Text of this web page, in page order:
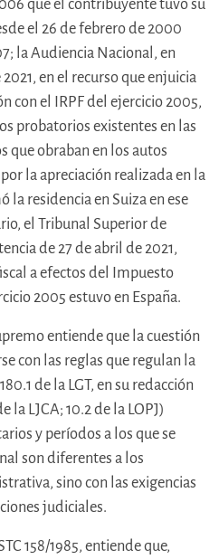
que el contribuyente tuvo su
el 26 de febrero de 2000
la Audiencia Nacional, en
en el recurso que enjuicia
con el IRPF del ejercicio 2005,
probatorios existentes en las
que obraban en los autos
la apreciación realizada en la
residencia en Suiza en ese
el Tribunal Superior de
de 27 de abril de 2021,
a efectos del Impuesto
2005 estuvo en España.
entiende que la cuestión
con las reglas que regulan la
de la LGT, en su redacción
la LJCA; 10.2 de la LOPJ)
y períodos a los que se
son diferentes a los
sino con las exigencias
judiciales.
158/1985, entiende que,